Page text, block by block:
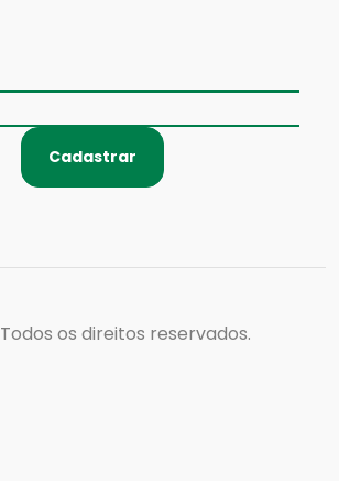
Cadastrar
Todos os direitos reservados.